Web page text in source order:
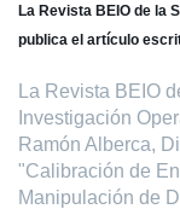
La Revista BEIO de la
publica el artículo
La Revista BEIO
Investigación
Ramón Alberca,
"Calibración de
Manipulación de